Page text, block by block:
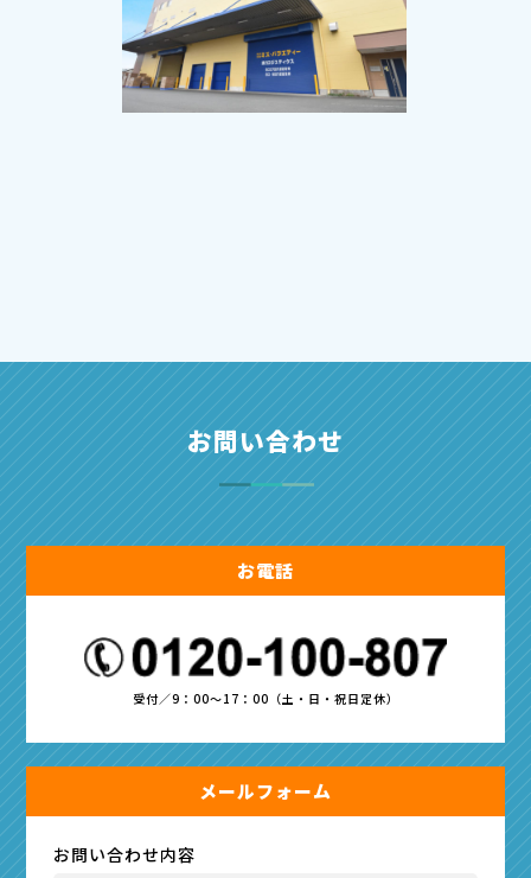
お問い合わせ
お電話
受付／9：00～17：00（土・日・祝日定休）
メールフォーム
お問い合わせ内容